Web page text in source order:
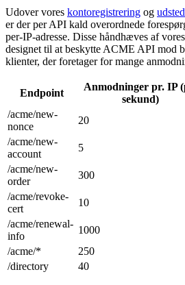
Udover vores kontoregistrering og
er der per API kald overordnede
per-IP-adresse. Disse håndhæves af
designet til at beskytte ACME API mod
klienter, der foretager for mange
Endpoint
Anmodninger pr. IP
sekund)
/acme/new-
nonce
20
/acme/new-
account
5
/acme/new-
order
300
/acme/revoke-
cert
10
/acme/renewal-
info
1000
/acme/*
250
/directory
40